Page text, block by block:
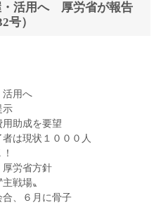
・活用へ 厚労省が報告
号）
活用へ
示
助成を要望
は現状１０００人
労省方針
戦場〟
、６月に骨子